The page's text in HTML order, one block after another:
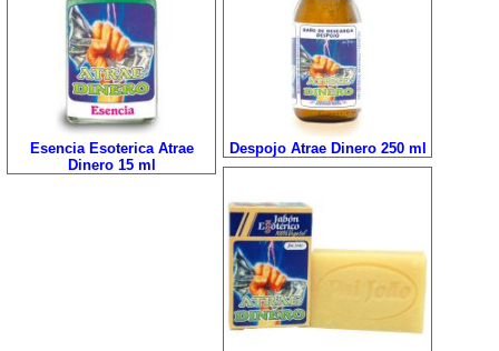
Esencia Esoterica Atrae
Dinero 15 ml
Despojo Atrae Dinero 250 ml